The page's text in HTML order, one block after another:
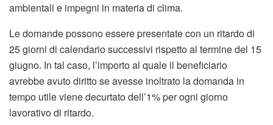
ambientali e impegni in materia di clima.
Le domande possono essere presentate con un ritardo di
25 giorni di calendario successivi rispetto al termine del 15
giugno. In tal caso, l’importo al quale il beneficiario
avrebbe avuto diritto se avesse inoltrato la domanda in
tempo utile viene decurtato dell’1% per ogni giorno
lavorativo di ritardo.